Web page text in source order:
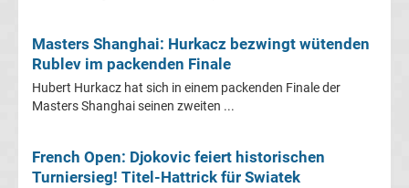
Ergebnisse
International:
La
Ergebnisse
Masters Shanghai: Hurkacz bezwingt wütenden
Rublev im packenden Finale
Hubert Hurkacz hat sich in einem packenden Finale der
Masters Shanghai seinen zweiten ...
French Open: Djokovic feiert historischen
Turniersieg! Titel-Hattrick für Swiatek